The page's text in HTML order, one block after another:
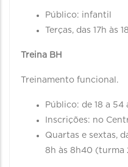
Público: infantil
Terças, das 17h às
Treina BH
Treinamento funcional.
Público: de 18 a 54
Inscrições: no
Quartas e sextas,
8h às 8h40 (turma